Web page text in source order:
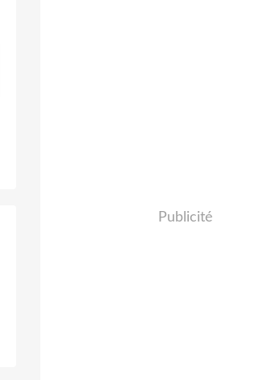
Publicité